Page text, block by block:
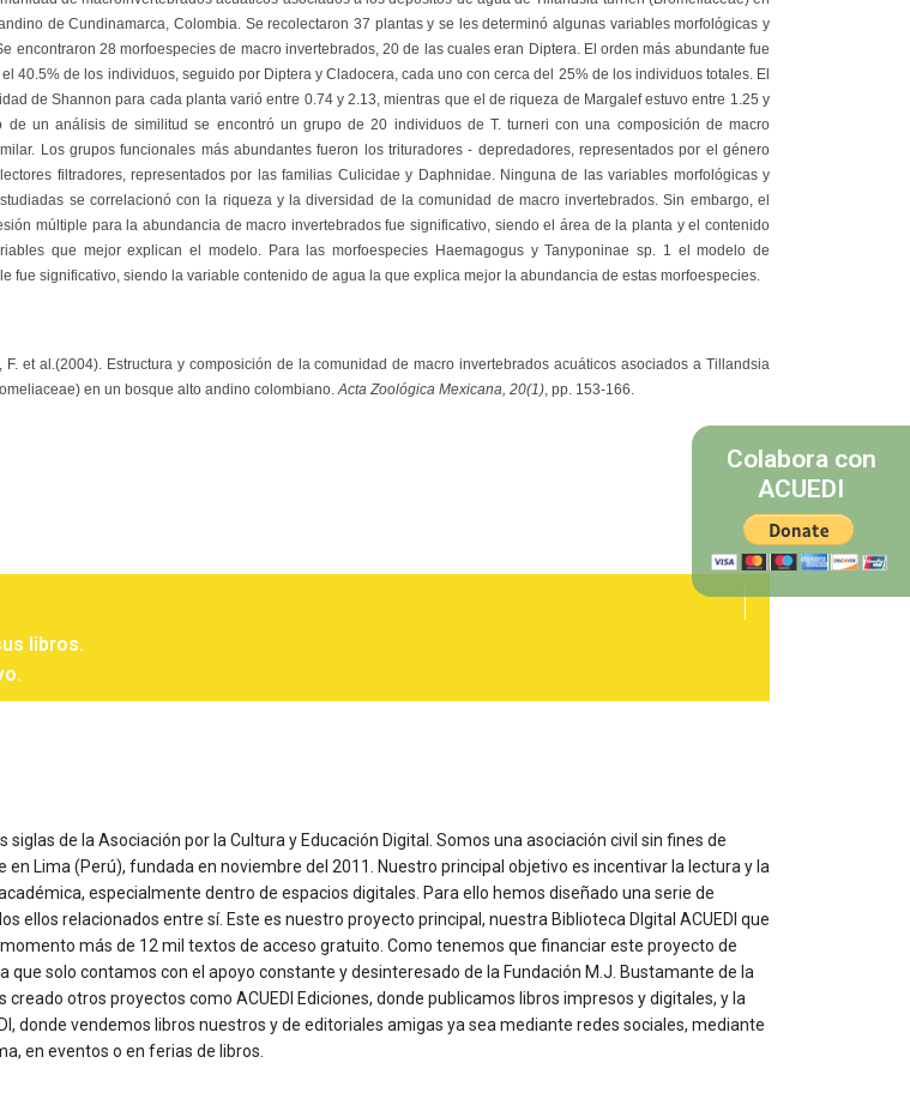
de Cundinamarca, Colombia. Se recolectaron 37 plantas y se les determinó algunas variables morfológicas y
encontraron 28 morfoespecies de macro invertebrados, 20 de las cuales eran Diptera. El orden más abundante fue
40.5% de los individuos, seguido por Diptera y Cladocera, cada uno con cerca del 25% de los individuos totales. El
de Shannon para cada planta varió entre 0.74 y 2.13, mientras que el de riqueza de Margalef estuvo entre 1.25 y
de un análisis de similitud se encontró un grupo de 20 individuos de T. turneri con una composición de macro
Los grupos funcionales más abundantes fueron los trituradores - depredadores, representados por el género
filtradores, representados por las familias Culicidae y Daphnidae. Ninguna de las variables morfológicas y
se correlacionó con la riqueza y la diversidad de la comunidad de macro invertebrados. Sin embargo, el
múltiple para la abundancia de macro invertebrados fue significativo, siendo el área de la planta y el contenido
que mejor explican el modelo. Para las morfoespecies Haemagogus y Tanyponinae sp. 1 el modelo de
fue significativo, siendo la variable contenido de agua la que explica mejor la abundancia de estas morfoespecies.
F. et al. (2004). Estructura y composición de la comunidad de macro invertebrados acuáticos asociados a Tillandsia
en un bosque alto andino colombiano. Acta Zoológica Mexicana, 20(1) , pp. 153-166.
libros.
siglas de la Asociación por la Cultura y Educación Digital. Somos una asociación civil sin fines de
en Lima (Perú), fundada en noviembre del 2011. Nuestro principal objetivo es incentivar la lectura y la
especialmente dentro de espacios digitales. Para ello hemos diseñado una serie de
ellos relacionados entre sí. Este es nuestro proyecto principal, nuestra Biblioteca DIgital ACUEDI que
más de 12 mil textos de acceso gratuito. Como tenemos que financiar este proyecto de
que solo contamos con el apoyo constante y desinteresado de la Fundación M.J. Bustamante de la
creado otros proyectos como ACUEDI Ediciones, donde publicamos libros impresos y digitales, y la
donde vendemos libros nuestros y de editoriales amigas ya sea mediante redes sociales, mediante
en eventos o en ferias de libros.
Colabora con
ACUEDI